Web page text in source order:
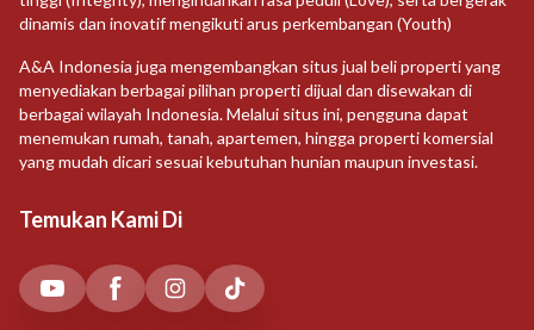
dinamis dan inovatif mengikuti arus perkembangan (Youth)
A&A Indonesia juga mengembangkan situs jual beli properti yang
menyediakan berbagai pilihan properti dijual dan disewakan di
berbagai wilayah Indonesia. Melalui situs ini, pengguna dapat
menemukan rumah, tanah, apartemen, hingga properti komersial
yang mudah dicari sesuai kebutuhan hunian maupun investasi.
Temukan Kami Di